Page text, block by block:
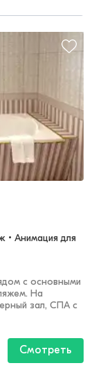
• Анимация для
с основными
На
зал, СПА с
Смотреть